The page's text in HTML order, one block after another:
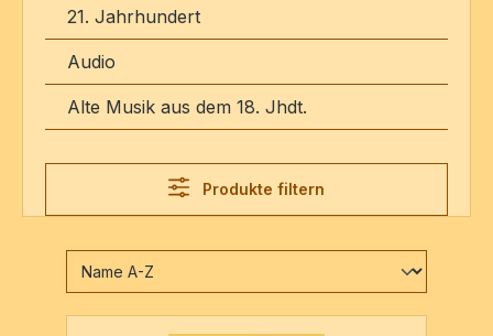
21. Jahrhundert
Audio
Alte Musik aus dem 18. Jhdt.
Produkte filtern